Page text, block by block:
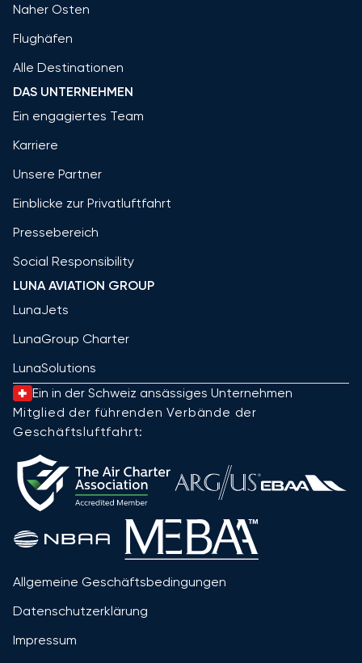
Naher Osten
Flughäfen
Alle Destinationen
DAS UNTERNEHMEN
Ein engagiertes Team
Karriere
Unsere Partner
Einblicke zur Privatluftfahrt
Pressebereich
Social Responsibility
LUNA AVIATION GROUP
LunaJets
LunaGroup Charter
LunaSolutions
Ein in der Schweiz ansässiges Unternehmen
Mitglied der führenden Verbände der
Geschäftsluftfahrt:
Allgemeine Geschäftsbedingungen
Datenschutzerklärung
Impressum